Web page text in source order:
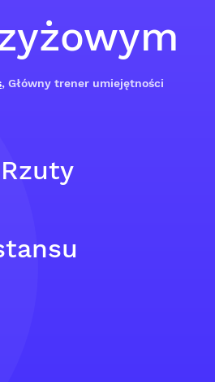
, Główny trener umiejętności